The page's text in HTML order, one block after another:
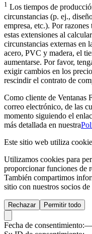
1 Los tiempos de
circunstancias (p. ej.,
empresa, etc.). Por
estas extensiones al
circunstancias externas en
acero, PVC y madera, el
aumentarse. Por favor,
exigir cambios en los
rescindir el contrato de
Como cliente de Ventanas
correo electrónico, de las
momento siguiendo el
más detallada en nuestra
Este sitio web utiliza
Utilizamos cookies para
proporcionar funciones de
También compartimos
sitio con nuestros socios
Rechazar Permitir todo
Fecha de consentimiento:—